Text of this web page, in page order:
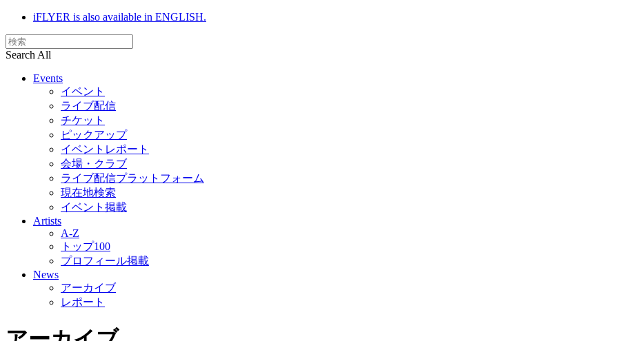
iFLYER is also available in ENGLISH.
Search All
Events
イベント
ライブ配信
チケット
ピックアップ
イベントレポート
会場・クラブ
ライブ配信プラットフォーム
現在地検索
イベント掲載
Artists
A-Z
トップ100
プロフィール掲載
News
アーカイブ
レポート